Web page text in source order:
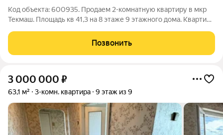
Код объекта: 600935. Продаем 2-комнатную квартиру в мкр
Текмаш. Площадь кв 41,3 на 8 этаже 9 этажного дома. Квартира
входная дверь, окна ПВХ, биметалические батареи , натяжной
потолок,
Позвонить
3 000 000 ₽
63,1 м² 3-комн. квартира 9 этаж из 9